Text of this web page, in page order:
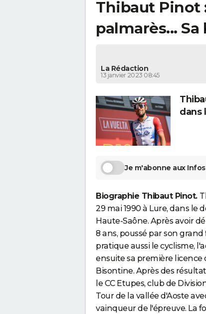
Thibaut Pinot
palmarès... Sa
La Rédaction
13 janvier 2023 08:45
dans
Je m'abonne aux
Biographie Thibaut Pinot.
29 mai 1990 à Lure, dans le
Haute-Saône. Après avoir
8 ans, poussé par son
pratique aussi le cyclisme,
ensuite sa première licence
Bisontine. Après des
le CC Etupes, club de
Tour de la vallée d'Aoste
vainqueur de l'épreuve. La